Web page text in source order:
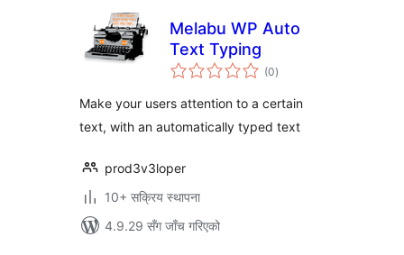
Melabu WP Auto
Text Typing
(0कुल
रेटिङ्गहरू
)
Make your users attention to a certain
text, with an automatically typed text
prod3v3loper
10+ सक्रिय स्थापना
4.9.29 सँग जाँच गरिएको